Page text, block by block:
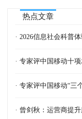
热点文章
· 2026信息社会科普
· 专家评中国移动十
· 专家评中国移动“三
· 曾剑秋：运营商提